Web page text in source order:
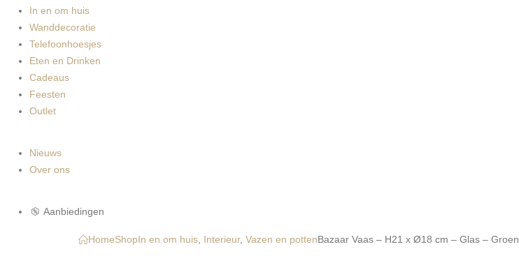
In en om huis
Wanddecoratie
Telefoonhoesjes
Eten en Drinken
Cadeaus
Feesten
Outlet
Nieuws
Over ons
Aanbiedingen
HomeShopIn en om huis Interieur, Vazen en pottenBazaar Vaas – H21 x Ø18 cm – Glas – Groen